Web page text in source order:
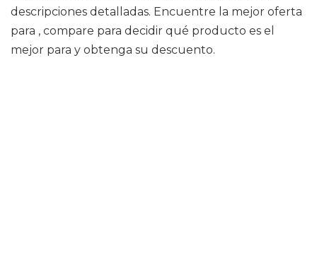
descripciones detalladas. Encuentre la mejor oferta
para , compare para decidir qué producto es el
mejor para y obtenga su descuento.